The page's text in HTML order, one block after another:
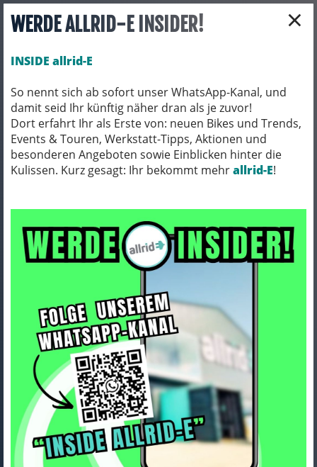
×
WERDE ALLRID-E INSIDER!
INSIDE allrid-E
So nennt sich ab sofort unser WhatsApp-Kanal, und
damit seid Ihr künftig näher dran als je zuvor!
Dort erfahrt Ihr als Erste von: neuen Bikes und Trends,
Events & Touren, Werkstatt-Tipps, Aktionen und
besonderen Angeboten sowie Einblicken hinter die
Kulissen. Kurz gesagt: Ihr bekommt mehrallrid-E!
Toggle navigation
ARTIKEL FILTERN